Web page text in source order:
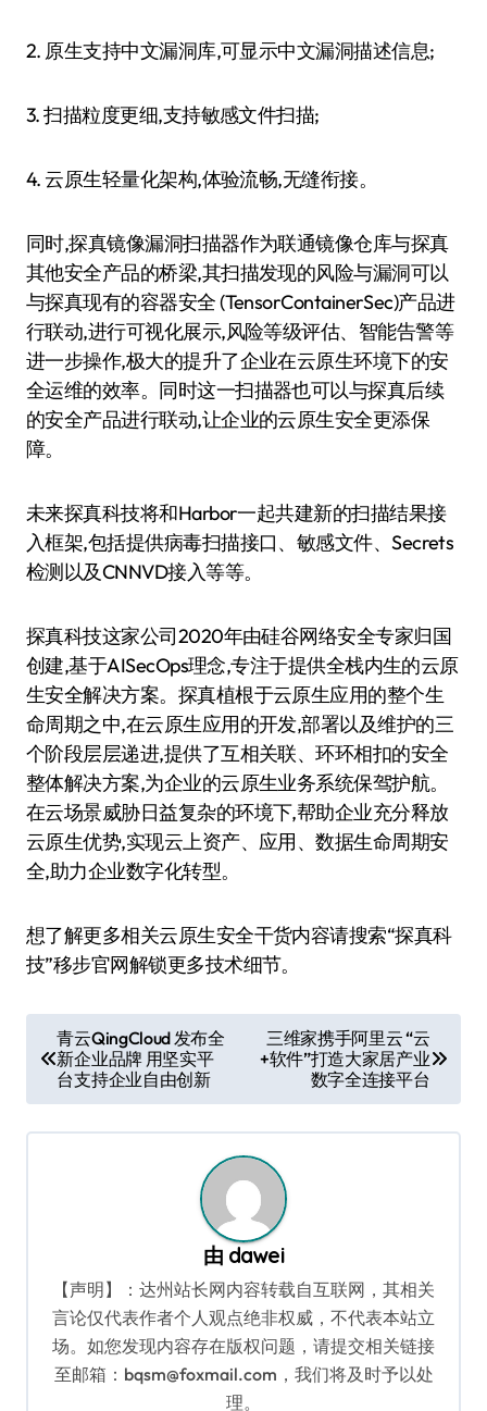
2. 原生支持中文漏洞库,可显示中文漏洞描述信息;
3. 扫描粒度更细,支持敏感文件扫描;
4. 云原生轻量化架构,体验流畅,无缝衔接。
同时,探真镜像漏洞扫描器作为联通镜像仓库与探真
其他安全产品的桥梁,其扫描发现的风险与漏洞可以
与探真现有的容器安全 (TensorContainerSec)产品进
行联动,进行可视化展示,风险等级评估、智能告警等
进一步操作,极大的提升了企业在云原生环境下的安
全运维的效率。同时这一扫描器也可以与探真后续
的安全产品进行联动,让企业的云原生安全更添保
障。
未来探真科技将和Harbor一起共建新的扫描结果接
入框架,包括提供病毒扫描接口、敏感文件、Secrets
检测以及CNNVD接入等等。
探真科技这家公司2020年由硅谷网络安全专家归国
创建,基于AISecOps理念,专注于提供全栈内生的云原
生安全解决方案。探真植根于云原生应用的整个生
命周期之中,在云原生应用的开发,部署以及维护的三
个阶段层层递进,提供了互相关联、环环相扣的安全
整体解决方案,为企业的云原生业务系统保驾护航。
在云场景威胁日益复杂的环境下,帮助企业充分释放
云原生优势,实现云上资产、应用、数据生命周期安
全,助力企业数字化转型。
想了解更多相关云原生安全干货内容请搜索“探真科
技”移步官网解锁更多技术细节。
章
导
航
青云QingCloud 发布全
新企业品牌 用坚实平
台支持企业自由创新
三维家携手阿里云 “云
+软件”打造大家居产业
数字全连接平台
由 dawei
【声明】：达州站长网内容转载自互联网，其相关
言论仅代表作者个人观点绝非权威，不代表本站立
场。如您发现内容存在版权问题，请提交相关链接
至邮箱：bqsm@foxmail.com，我们将及时予以处
理。